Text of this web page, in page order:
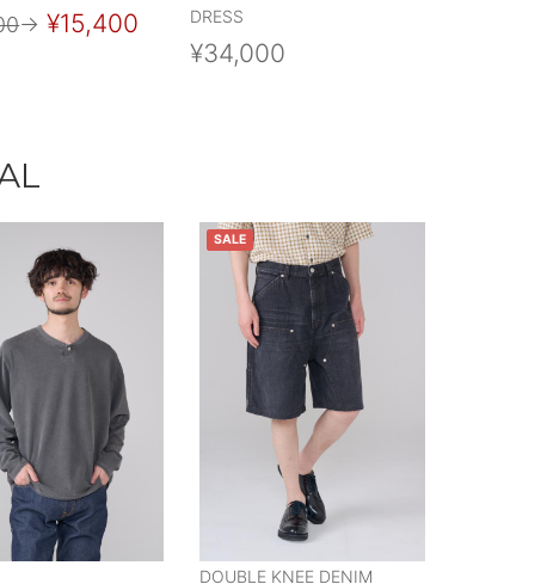
→ ¥15,400
DRESS
¥34,000
SALE
DOUBLE KNEE DENIM